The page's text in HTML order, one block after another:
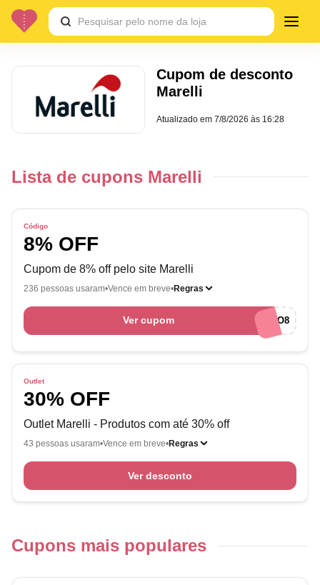
Cupom de desconto
Marelli
Atualizado em7/8/2026 às 16:28
Lista de cupons Marelli
Código
8% OFF
Cupom de 8% off pelo site Marelli
236 pessoas usaram Vence em breve Regras
Ver cupom MOBILIARIO8
Outlet
30% OFF
Outlet Marelli - Produtos com até 30% off
43 pessoas usaram Vence em breve Regras
Ver desconto
Cupons mais populares